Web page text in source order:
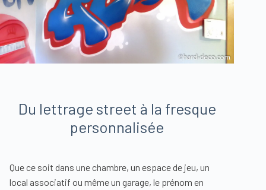
Du lettrage street à la fresque
personnalisée
Que ce soit dans une chambre, un espace de jeu, un
local associatif ou même un garage, le prénom en